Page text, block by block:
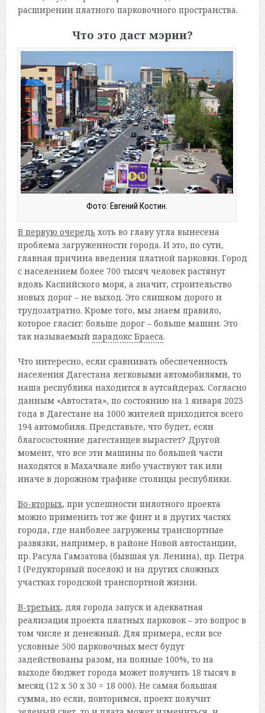
расширении платного парковочного пространства.
Что это даст мэрии?
Фото: Евгений Костин.
В первую очередь хоть во главу угла вынесена
проблема загруженности города. И это, по сути,
главная причина введения платной парковки. Город
с населением более 700 тысяч человек растянут
вдоль Каспийского моря, а значит, строительство
новых дорог – не выход. Это слишком дорого и
трудозатратно. Кроме того, мы знаем правило,
которое гласит: больше дорог – больше машин. Это
так называемый парадокс Браеса.
Что интересно, если сравнивать обеспеченность
населения Дагестана легковыми автомобилями, то
наша республика находится в аутсайдерах. Согласно
данным «Автостата», по состоянию на 1 января 2023
года в Дагестане на 1000 жителей приходится всего
194 автомобиля. Представьте, что будет, если
благосостояние дагестанцев вырастет? Другой
момент, что все эти машины по большей части
находятся в Махачкале либо участвуют так или
иначе в дорожном трафике столицы республики.
Во-вторых, при успешности пилотного проекта
можно применить тот же финт и в других частях
города, где наиболее загружены транспортные
развязки, например, в районе Новой автостанции,
пр. Расула Гамзатова (бывшая ул. Ленина), пр. Петра
I (Редукторный поселок) и на других сложных
участках городской транспортной жизни.
В-третьих, для города запуск и адекватная
реализация проекта платных парковок – это вопрос в
том числе и денежный. Для примера, если все
условные 500 парковочных мест будут
задействованы разом, на полные 100%, то на
выходе бюджет города может получить 18 тысяч в
месяц (12 х 50 х 30 = 18 000). Не самая большая
сумма, но если, повторимся, проект получит